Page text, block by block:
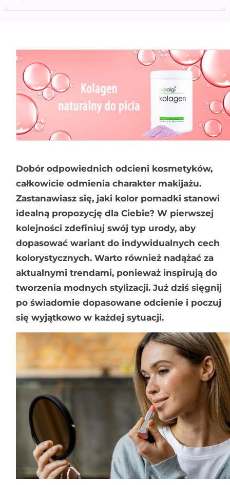
Dobór odpowiednich odcieni kosmetyków,
całkowicie odmienia charakter makijażu.
Zastanawiasz się, jaki kolor pomadki stanowi
idealną propozycję dla Ciebie? W pierwszej
kolejności zdefiniuj swój typ urody, aby
dopasować wariant do indywidualnych cech
kolorystycznych. Warto również nadążać za
aktualnymi trendami, ponieważ inspirują do
tworzenia modnych stylizacji. Już dziś sięgnij
po świadomie dopasowane odcienie i poczuj
się wyjątkowo w każdej sytuacji.